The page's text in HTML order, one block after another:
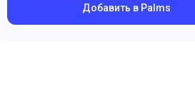
Добавить в Palms